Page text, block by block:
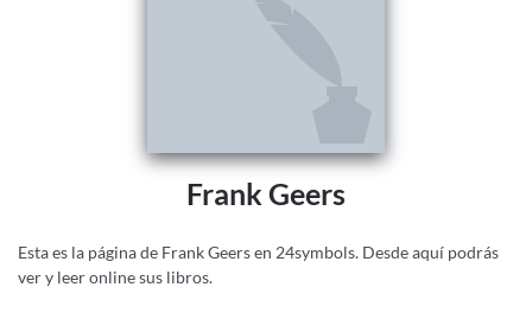
Frank Geers
Esta es la página de Frank Geers en 24symbols. Desde aquí podrás
ver y leer online sus libros.